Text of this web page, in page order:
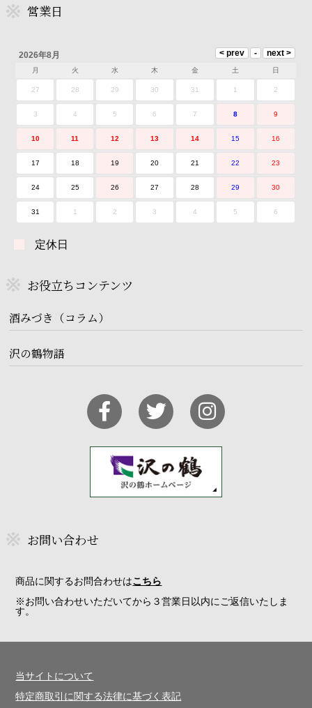
営業日
2026年8月
月 火 水 木 金 土 日
27 28 29 30 31 1 2
3 4 5 6 7 8 9
10 11 12 13 14 15 16
17 18 19 20 21 22 23
24 25 26 27 28 29 30
31 1 2 3 4 5 6
定休日
お役立ちコンテンツ
酒みづき（コラム）
沢の鶴物語
お問い合わせ
商品に関するお問合わせはこちら
※お問い合わせいただいてから３営業日以内にご返信いたしま
す。
当サイトについて
特定商取引に関する法律に基づく表記